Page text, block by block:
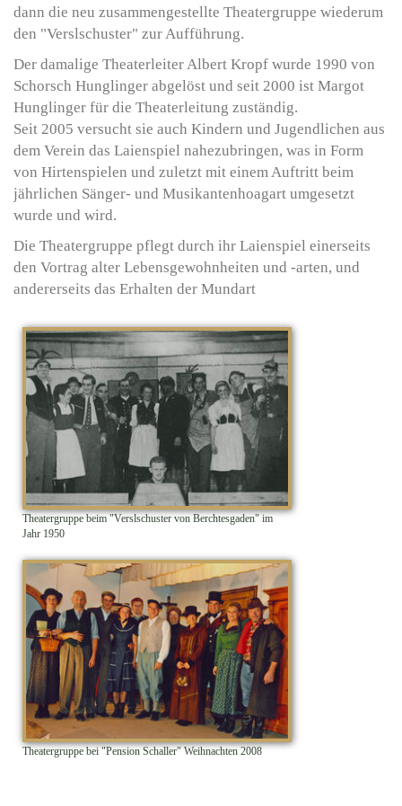
dann die neu zusammengestellte Theatergruppe wiederum
den "Verslschuster" zur Aufführung.
Der damalige Theaterleiter Albert Kropf wurde 1990 von
Schorsch Hunglinger abgelöst und seit 2000 ist Margot
Hunglinger für die Theaterleitung zuständig.
Seit 2005 versucht sie auch Kindern und Jugendlichen aus
dem Verein das Laienspiel nahezubringen, was in Form
von Hirtenspielen und zuletzt mit einem Auftritt beim
jährlichen Sänger- und Musikantenhoagart umgesetzt
wurde und wird.
Die Theatergruppe pflegt durch ihr Laienspiel einerseits
den Vortrag alter Lebensgewohnheiten und -arten, und
andererseits das Erhalten der Mundart
Theatergruppe beim "Verslschuster von Berchtesgaden" im
Jahr 1950
Theatergruppe bei "Pension Schaller" Weihnachten 2008